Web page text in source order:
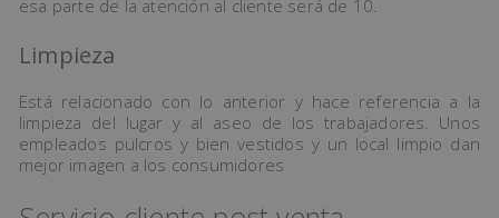
esa parte de la atención al cliente será de 10.
Limpieza
Está relacionado con lo anterior y hace referencia a la
limpieza del lugar y al aseo de los trabajadores. Unos
empleados pulcros y bien vestidos y un local limpio dan
mejor imagen a los consumidores